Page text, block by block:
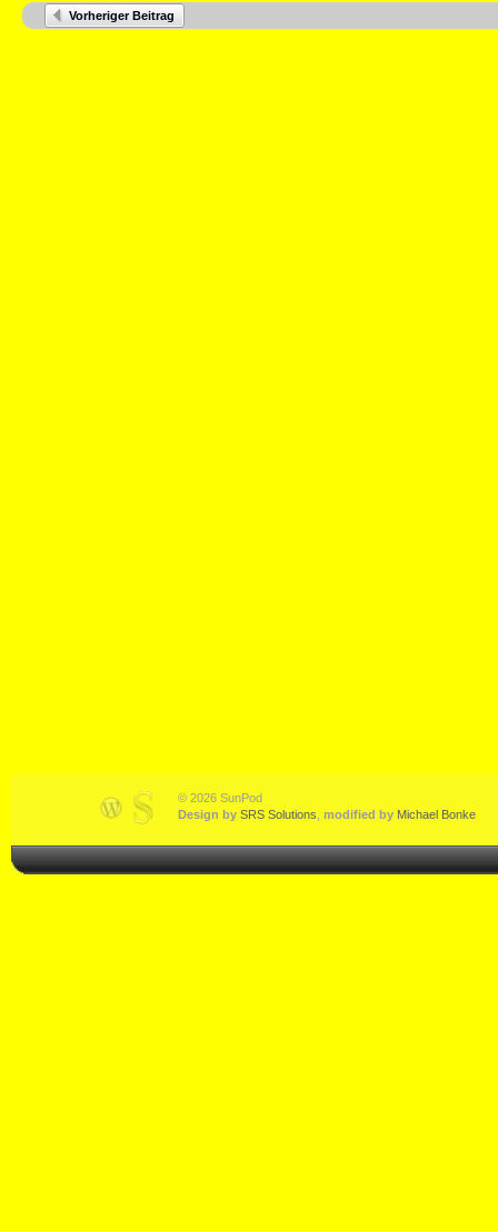
Vorheriger Beitrag
© 2026 SunPod
Design by SRS Solutions modified by Michael Bonke